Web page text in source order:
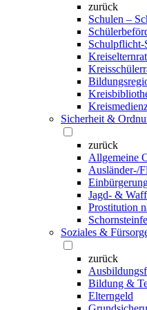
zurück
Schulen –
Schulpflicht-
Kreiselternrat
Sicherheit &
zurück
Allgemeine
Ausländer-/
Jagd- &
Prostitution
Soziales &
zurück
Bildung &
Elterngeld